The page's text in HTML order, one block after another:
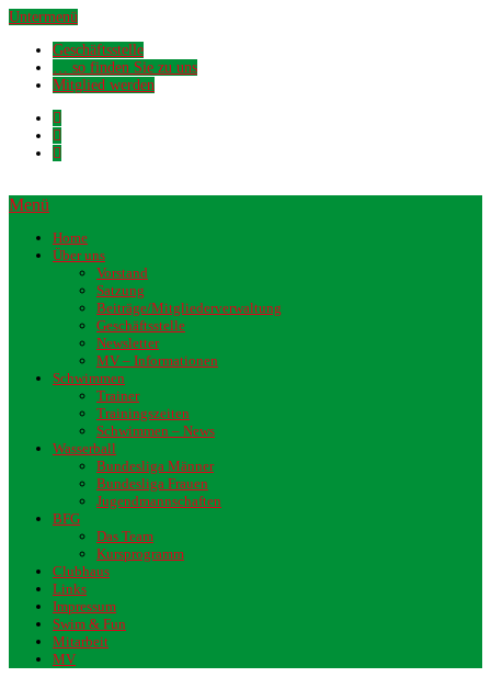
Untermenü
Geschäftsstelle
… so finden Sie zu uns
Mitglied werden
Menü
Home
Über uns
Vorstand
Satzung
Beiträge/Mitgliederverwaltung
Geschäftsstelle
Newsletter
MV – Informationen
Schwimmen
Trainer
Trainingszeiten
Schwimmen – News
Wasserball
Bundesliga Männer
Bundesliga Frauen
Jugendmannschaften
BFG
Das Team
Kursprogramm
Clubhaus
Links
Impressum
Swim & Fun
Mitarbeit
MV